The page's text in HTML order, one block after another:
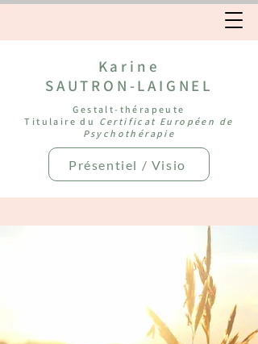
Karine
SAUTRON-LAIGNEL
Gestalt-thérapeute
Titulaire du Certificat Européen de
Psychothérapie
Présentiel / Visio